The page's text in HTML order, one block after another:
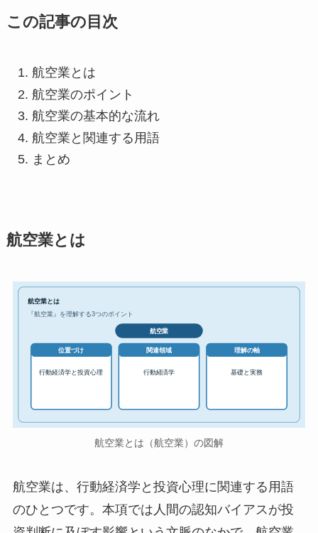
この記事の目次
航空業とは
航空業のポイント
航空業の基本的な流れ
航空業と関連する用語
まとめ
航空業とは
航空業とは
『航空業』を理解する3つのポイント
航空業
位置づけ
行動経済学と投資心理
関連領域
行動経済学
理解の軸
基礎と実務
航空業とは（航空業）の図解
航空業は、行動経済学と投資心理に関連する用語
のひとつです。本項では人間の認知バイアスが投